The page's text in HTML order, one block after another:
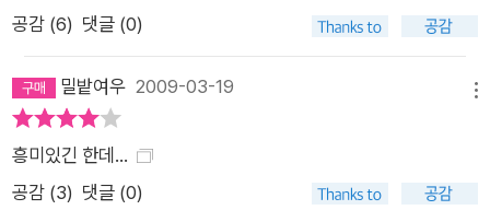
공감 (6) 댓글 (0)
밀밭여우 2009-03-19
흥미있긴 한데...
공감 (3) 댓글 (0)